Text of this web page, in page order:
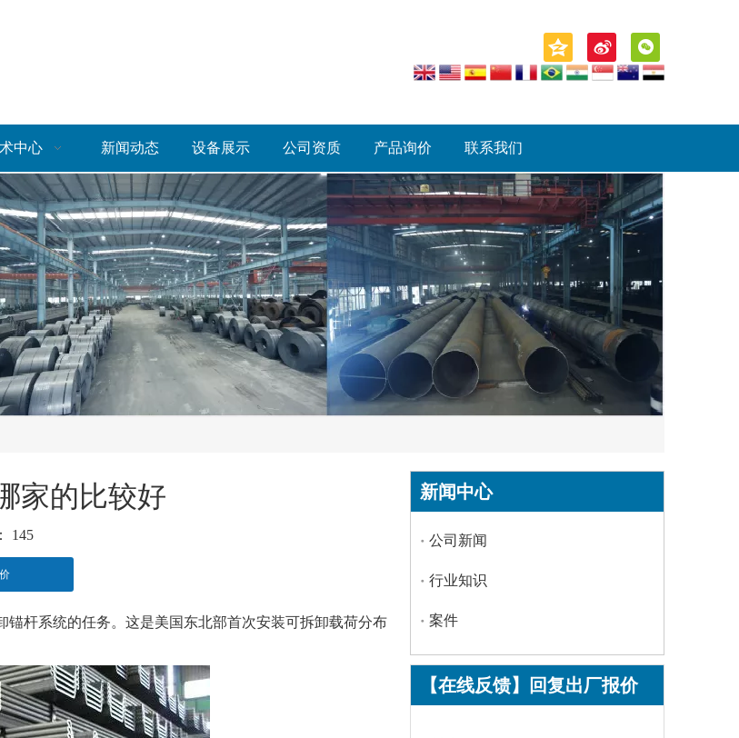
中心 新闻动态 设备展示 公司资质 产品询价 联系我们
家的比较好
145
锚杆系统的任务。这是美国东北部首次安装可拆卸载荷分布
新闻中心
公司新闻
行业知识
案件
【在线反馈】回复出厂报价